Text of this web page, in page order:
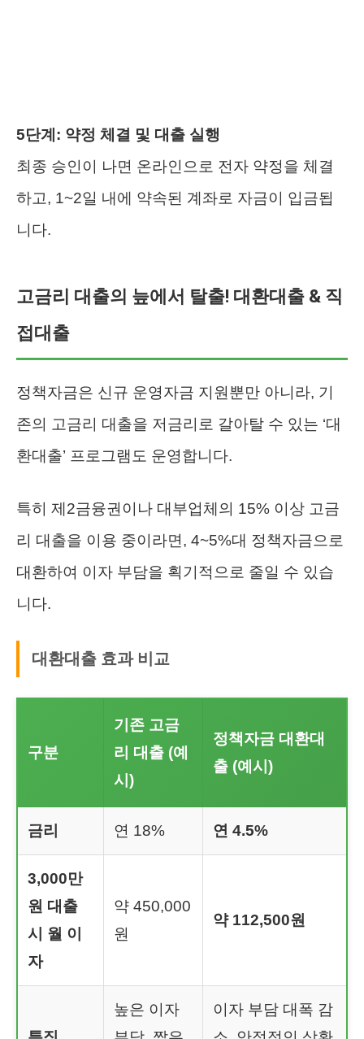
5단계: 약정 체결 및 대출 실행
최종 승인이 나면 온라인으로 전자 약정을 체결
하고, 1~2일 내에 약속된 계좌로 자금이 입금됩
니다.
고금리 대출의 늪에서 탈출! 대환대출 & 직
접대출
정책자금은 신규 운영자금 지원뿐만 아니라, 기
존의 고금리 대출을 저금리로 갈아탈 수 있는 ‘대
환대출’ 프로그램도 운영합니다.
특히 제2금융권이나 대부업체의 15% 이상 고금
리 대출을 이용 중이라면, 4~5%대 정책자금으로
대환하여 이자 부담을 획기적으로 줄일 수 있습
니다.
대환대출 효과 비교
구분
기존 고금
리 대출 (예
시)
정책자금 대환대
출 (예시)
금리 연 18% 연 4.5%
3,000만
원 대출
시 월 이
자
약 450,000
원
약 112,500원
높은 이자
이자 부담 대폭 감